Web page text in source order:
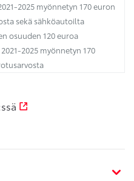
2025 myönnetyn 170 euron
sekä sähköautoilta
osuuden 120 euroa
2025 myönnetyn 170